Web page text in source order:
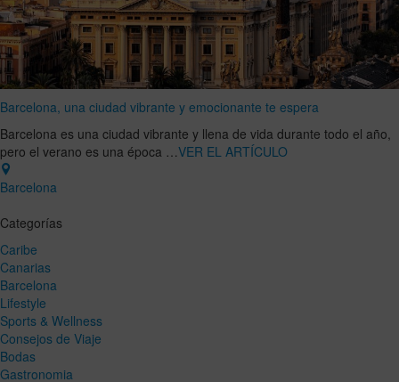
Barcelona, una ciudad vibrante y emocionante te espera
Barcelona es una ciudad vibrante y llena de vida durante todo el año,
pero el verano es una época …VER EL ARTÍCULO
Barcelona
Categorías
Caribe
Canarias
Barcelona
Lifestyle
Sports & Wellness
Consejos de Viaje
Bodas
Gastronomia